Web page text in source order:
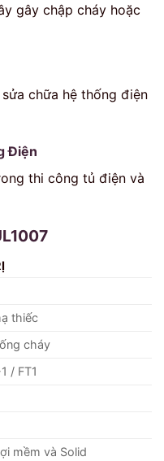
gây chập cháy hoặc
chữa hệ thống điện
Điện
thi công tủ điện và
thiếc
cháy
/ FT1
mềm và Solid